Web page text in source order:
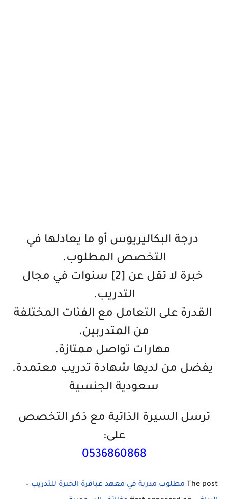
‏ درجة البكاليريوس أو ما يعادلها في
التخصص المطلوب.
‏ خبرة لا تقل عن [2] سنوات في مجال
التدريب.
‏ القدرة على التعامل مع الفئات المختلفة
من المتدربين.
‏ مهارات تواصل ممتازة.
‏ يفضل من لديها شهادة تدريب معتمدة.
سعودية الجنسية
ترسل السيرة الذاتية مع ذكر التخصص
على:
0536860868
The post مطلوب مدربة في معهد عباقرة الخبرة للتدريب –